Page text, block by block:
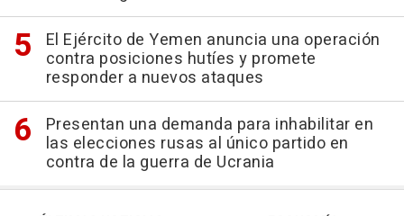
El Ejército de Yemen anuncia una operación
contra posiciones hutíes y promete
responder a nuevos ataques
Presentan una demanda para inhabilitar en
las elecciones rusas al único partido en
contra de la guerra de Ucrania